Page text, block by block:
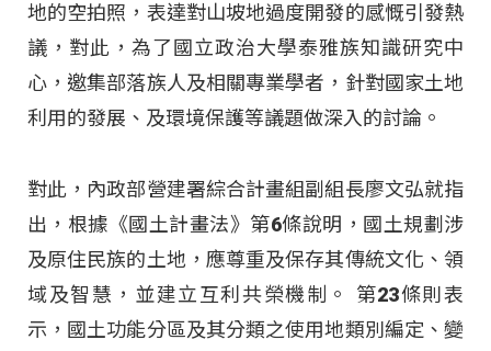
地的空拍照，表達對山坡地過度開發的感慨引發熱
議，對此，為了國立政治大學泰雅族知識研究中
心，邀集部落族人及相關專業學者，針對國家土地
利用的發展、及環境保護等議題做深入的討論。
對此，內政部營建署綜合計畫組副組長廖文弘就指
出，根據《國土計畫法》第6條說明，國土規劃涉
及原住民族的土地，應尊重及保存其傳統文化、領
域及智慧，並建立互利共榮機制。 第23條則表
示，國土功能分區及其分類之使用地類別編定、變